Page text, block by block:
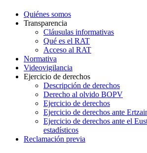
Quiénes somos
Transparencia
Cláusulas informativas
Qué es el RAT
Acceso al RAT
Normativa
Videovigilancia
Ejercicio de derechos
Descripción de derechos
Derecho al olvido BOPV
Ejercicio de derechos
Ejercicio de derechos ante
Ejercicio de derechos ante el
estadísticos
Reclamación previa